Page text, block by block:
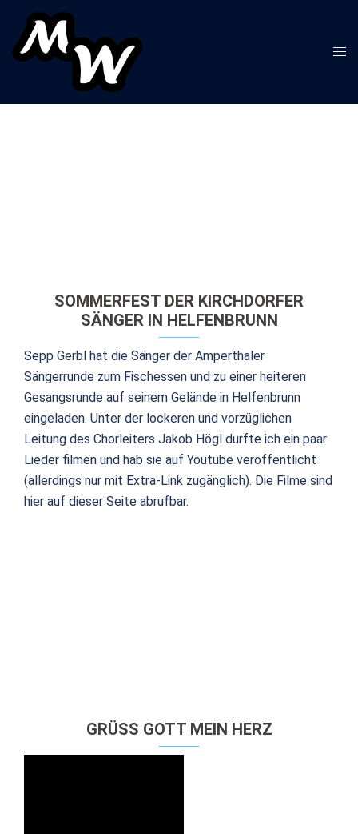
Inhalt
springen
SOMMERFEST DER KIRCHDORFER
SÄNGER IN HELFENBRUNN
Sepp Gerbl hat die Sänger der Amperthaler
Sängerrunde zum Fischessen und zu einer heiteren
Gesangsrunde auf seinem Gelände in Helfenbrunn
eingeladen. Unter der lockeren und vorzüglichen
Leitung des Chorleiters Jakob Högl durfte ich ein paar
Lieder filmen und hab sie auf Youtube veröffentlicht
(allerdings nur mit Extra-Link zugänglich). Die Filme sind
hier auf dieser Seite abrufbar.
GRÜSS GOTT MEIN HERZ